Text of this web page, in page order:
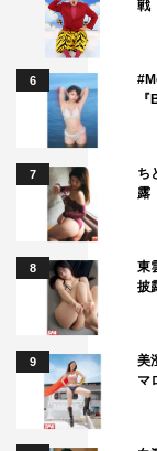
コメントは下記に
菊池風磨 コ
主演のオファー
人公!?」と驚き
コよくてスマー
ろが多くある人
だときは「こん
だ」という、ラ
は実際に演じた
同居しています。
うちに山田涼介
ま出てきたよう
を“山田涼介”だ
戦
6
7
ち
露
8
東
披
9
美
マ